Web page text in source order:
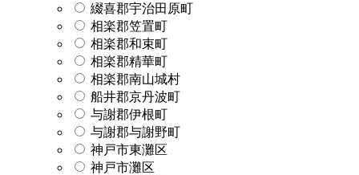
綴喜郡宇治田原町
相楽郡笠置町
相楽郡和束町
相楽郡精華町
相楽郡南山城村
船井郡京丹波町
与謝郡伊根町
与謝郡与謝野町
神戸市東灘区
神戸市灘区